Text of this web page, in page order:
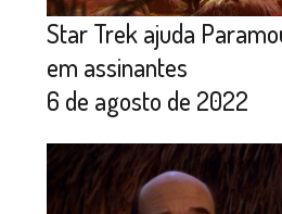
Star Trek ajuda
em assinantes
6 de agosto de 2022